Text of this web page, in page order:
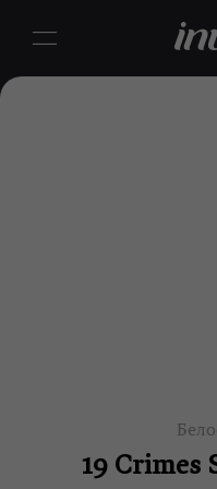
19 Crimes